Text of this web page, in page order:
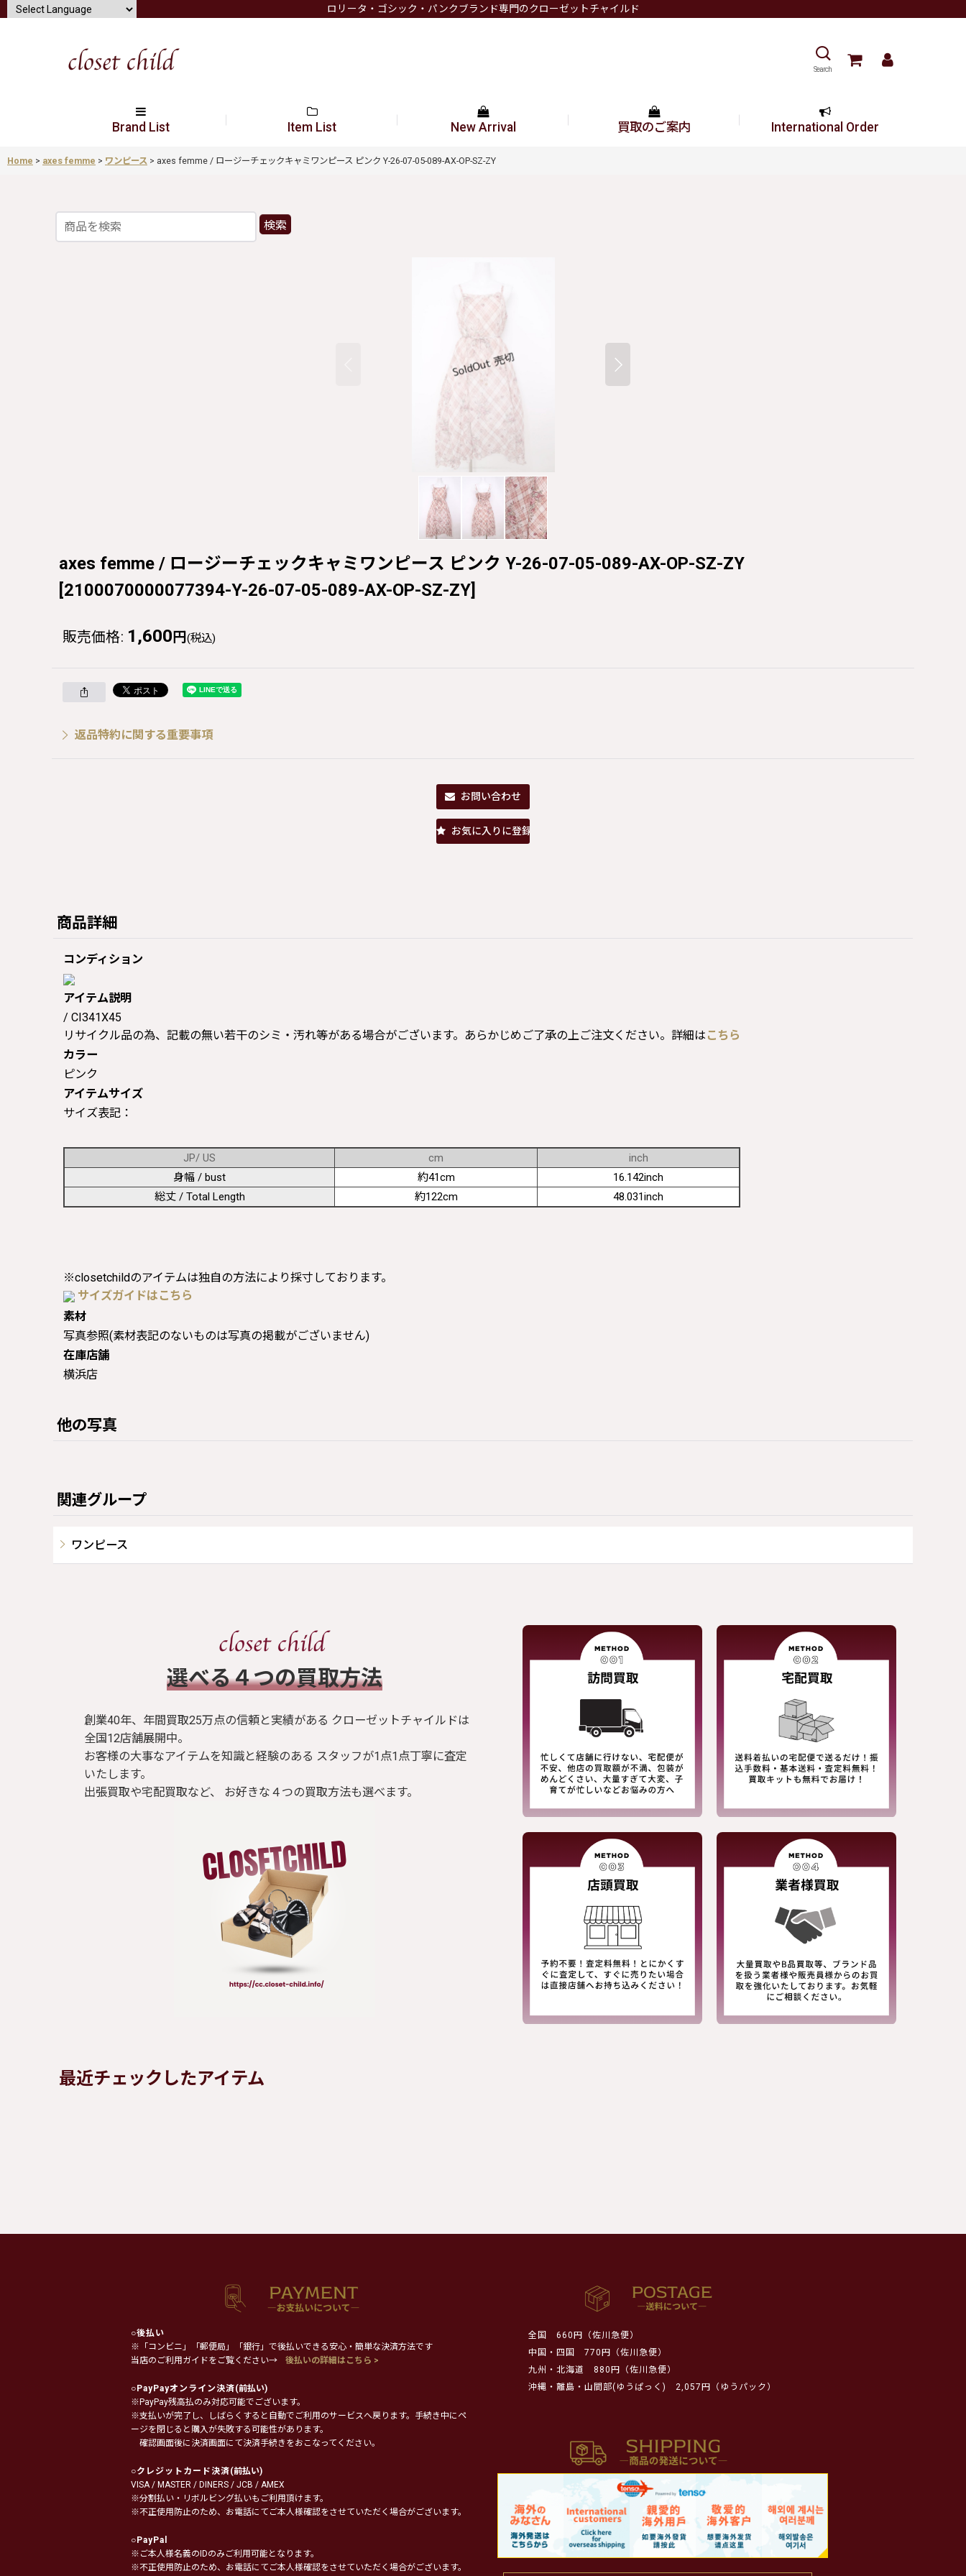
ロリータ・ゴシック・パンクブランド専門のクローゼットチャイルド
Search
Brand List Item List New Arrival 買取のご案内 International Order
Home > axes femme > ワンピース > axes femme / ロージーチェックキャミワンピース ピンク Y-26-07-05-089-AX-OP-SZ-ZY
検索
axes femme / ロージーチェックキャミワンピース ピンク Y-26-07-05-089-AX-OP-SZ-ZY
[2100070000077394-Y-26-07-05-089-AX-OP-SZ-ZY]
販売価格: 1,600 円 (税込)
返品特約に関する重要事項
お問い合わせ
お気に入りに登録
商品詳細
コンディション
アイテム説明
/ CI341X45
リサイクル品の為、記載の無い若干のシミ・汚れ等がある場合がございます。あらかじめご了承の上ご注文ください。詳細は こちら
カラー
ピンク
アイテムサイズ
サイズ表記：
JP/ US cm
inch
身幅 / bust
約41cm
16.142inch
総丈 / Total Length
約122cm 48.031inch
※closetchildのアイテムは独自の方法により採寸しております。
サイズガイドはこちら
素材
写真参照(素材表記のないものは写真の掲載がございません)
在庫店舗
横浜店
他の写真
関連グループ
ワンピース
​選べる４つの買取方法
創業40年、年間買取25万点の信頼と実績がある クローゼットチャイルドは
全国12店舗展開中。
お客様の大事なアイテムを知識と経験のある スタッフが1点1点丁寧に査定
いたします。
出張買取や宅配買取など、 お好きな４つの買取方法も選べます。
最近チェックしたアイテム
○後払い
※「コンビニ」「郵便局」「銀行」で後払いできる安心・簡単な決済方法です
当店のご利用ガイドをご覧ください→
後払いの詳細はこちら >
○PayPayオンライン決済(前払い)
※PayPay残高払のみ対応可能でございます。
※支払いが完了し、しばらくすると自動でご利用のサービスへ戻ります。手続き中にペ
ージを閉じると購入が失敗する可能性があります。
確認画面後に決済画面にて決済手続きをおこなってください。
○クレジットカード決済(前払い)
VISA / MASTER / DINERS / JCB / AMEX
※分割払い・リボルビング払いもご利用頂けます。
※不正使用防止のため、お電話にてご本人様確認をさせていただく場合がございます。
○PayPal
※ご本人様名義のIDのみご利用可能となります。
※不正使用防止のため、お電話にてご本人様確認をさせていただく場合がございます。
全国
660円（佐川急便）
中国・四国
770円（佐川急便）
九州・北海道
880円（佐川急便）
沖縄・離島・山間部(ゆうぱっく)
2,057円（ゆうパック）